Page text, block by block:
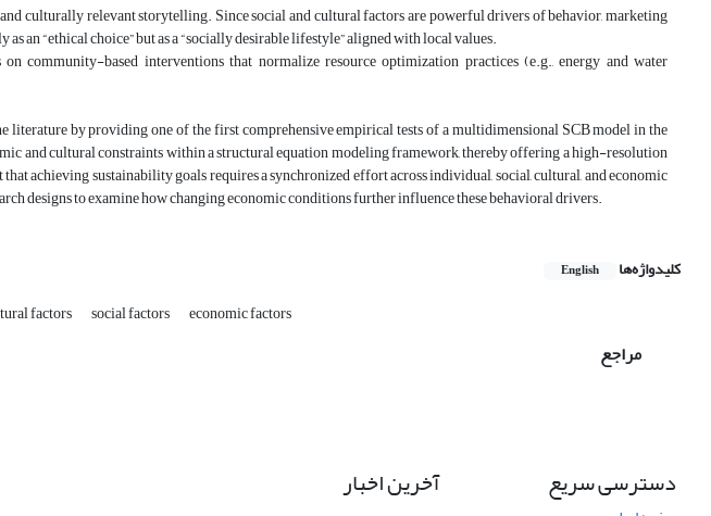
culturally relevant storytelling. Since social and cultural factors are powerful drivers of behavior, marketing
an “ethical choice” but as a “socially desirable lifestyle” aligned with local values.
community-based interventions that normalize resource optimization practices (e.g., energy and water
literature by providing one of the first comprehensive empirical tests of a multidimensional SCB model in the
and cultural constraints within a structural equation modeling framework, thereby offering a high-resolution
achieving sustainability goals requires a synchronized effort across individual, social, cultural, and economic
designs to examine how changing economic conditions further influence these behavioral drivers.
کلیدواژه‌ها English
factors social factors economic factors
مراجع
دسترسی سریع آخرین اخبار